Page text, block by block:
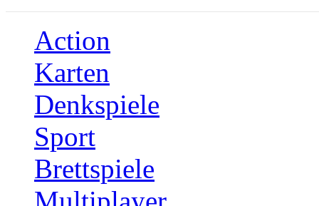
Action
Karten
Denkspiele
Sport
Brettspiele